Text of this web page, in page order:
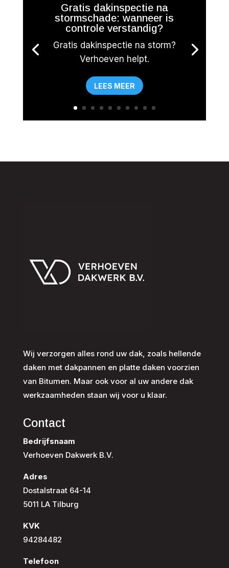
Gratis dakinspectie na
stormschade: wanneer is
controle verstandig?
Gratis dakinspectie na storm?
Verhoeven helpt.
LEES MEER
Wij verzorgen alles rond uw dak, zoals hellende
daken met dakpannen en platte daken voorzien
van Bitumen. Maar ook voor al uw andere dak
werkzaamheden staan wij voor u klaar.
Contact
Bedrijfsnaam
Verhoeven Dakwerk B.V.
Adres
Dostalstraat 64-14
5011 LA Tilburg
KVK
94284482
Telefoon